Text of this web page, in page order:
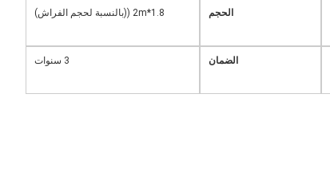
الحجم 1.8*2m ((بالنسبة لحجم الفراش)
الضمان 3 سنوات